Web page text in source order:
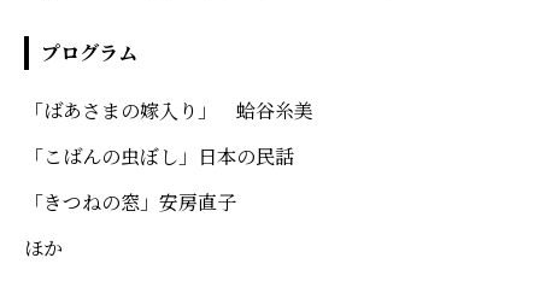
プログラム
「ばあさまの嫁入り」 蛤谷糸美
「こばんの虫ぼし」日本の民話
「きつねの窓」安房直子
ほか